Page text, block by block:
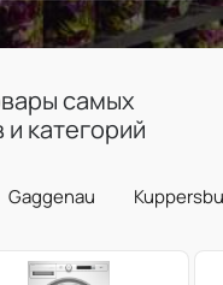
самых
категорий
Gaggenau